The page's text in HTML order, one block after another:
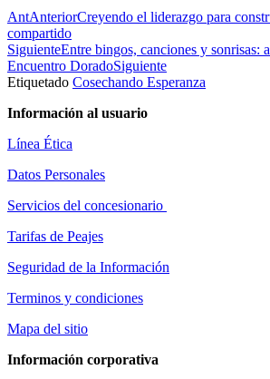
AntAnteriorCreyendo el liderazgo para
compartido
SiguienteEntre bingos, canciones y sonrisas:
Encuentro DoradoSiguiente
Etiquetado Cosechando Esperanza
Información al usuario
Línea Ética
Datos Personales
Servicios del concesionario
Tarifas de Peajes
Seguridad de la Información
Terminos y condiciones
Mapa del sitio
Información corporativa